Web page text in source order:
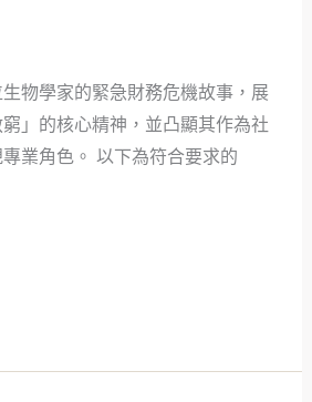
物學家的緊急財務危機故事，展
」的核心精神，並凸顯其作為社
業角色。 以下為符合要求的